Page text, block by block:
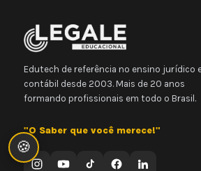
Edutech de referência no ensino jurídico
contábil desde 2003. Mais de 20 anos
formando profissionais em todo o Brasil.
"O Saber que você merece!"
🍪